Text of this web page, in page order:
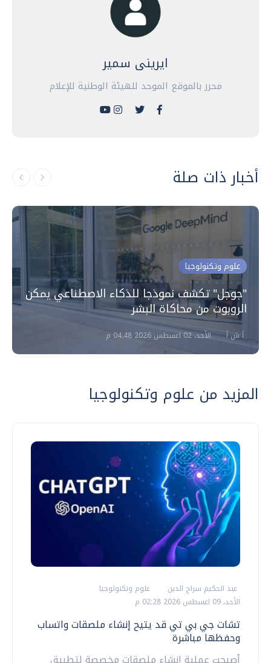
ايرينى سمير
محرر بالموقع الموحد للهيئة الوطنية للإعلام
أخبار ذات صلة
علوم وتكنولوجيا
"جوجل" تكشف نموذجا للذكاء الاصطناعي يمكن
الروبوت من محاكاة البشر
أ ش أ الأحد، 02 اغسطس 2026 04:48 م
المزيد من علوم وتكنولوجيا
عبد الحكيم سراج الدين
علوم وتكنولوجيا
الأحد، 09 اغسطس 2026 02:28 م
تشات جي بي تي قد يتيح إنشاء ملصقات واتساب
وحفظها مباشرة